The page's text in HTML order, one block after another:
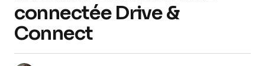
connectée Drive &
Connect